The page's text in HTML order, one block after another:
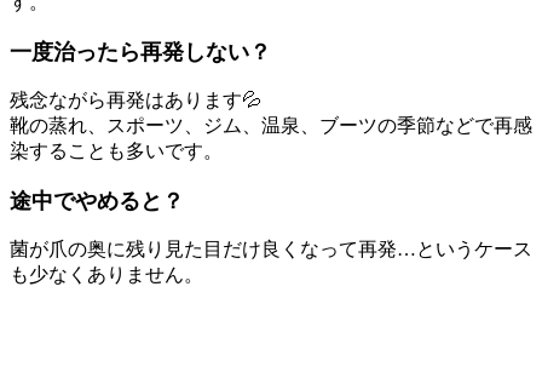
一度治ったら再発しない？
残念ながら再発はあります💦
靴の蒸れ、スポーツ、ジム、温泉、ブーツの季節などで再感
染することも多いです。
途中でやめると？
菌が爪の奥に残り見た目だけ良くなって再発…というケース
も少なくありません。